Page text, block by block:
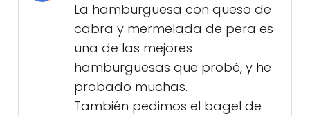
La hamburguesa con queso de
cabra y mermelada de pera es
una de las mejores
hamburguesas que probé, y he
probado muchas.
También pedimos el bagel de